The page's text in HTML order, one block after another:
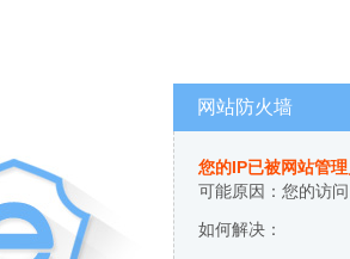
网站防火墙
您的IP已被网站管
可能原因：您的访
如何解决：